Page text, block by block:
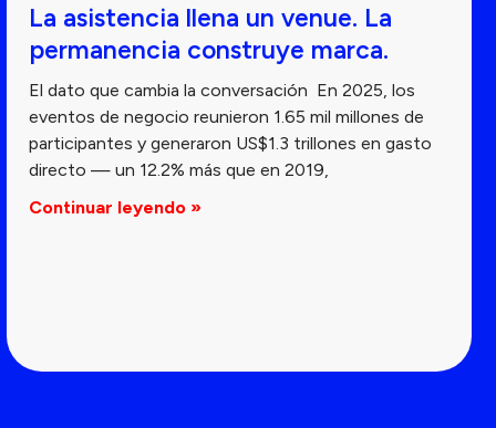
La asistencia llena un venue. La
permanencia construye marca.
El dato que cambia la conversación En 2025, los
eventos de negocio reunieron 1.65 mil millones de
participantes y generaron US$1.3 trillones en gasto
directo — un 12.2% más que en 2019,
Continuar leyendo »